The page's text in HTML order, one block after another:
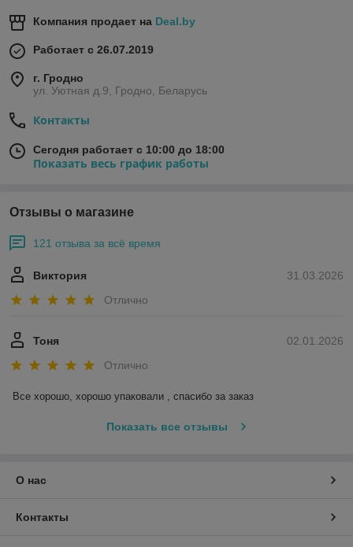
Компания продает на Deal.by
Работает с 26.07.2019
г. Гродно
ул. Уютная д.9, Гродно, Беларусь
Контакты
Сегодня работает с 10:00 до 18:00
Показать весь график работы
Отзывы о магазине
121 отзыва за всё время
31.03.2026
Виктория
Отлично
02.01.2026
Тоня
Отлично
Все хорошо, хорошо упаковали , спасибо за заказ
Показать все отзывы
О нас
Контакты